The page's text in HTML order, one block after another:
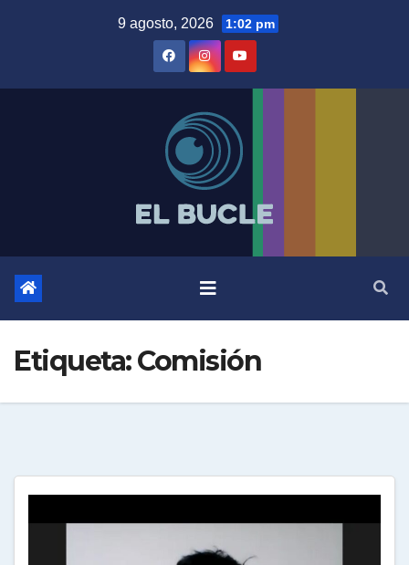
9 agosto, 2026 1:02 pm
Etiqueta:Comisión